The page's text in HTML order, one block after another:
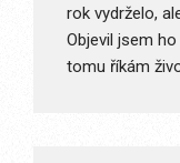
rok vydrželo,
Objevil jsem
tomu říkám